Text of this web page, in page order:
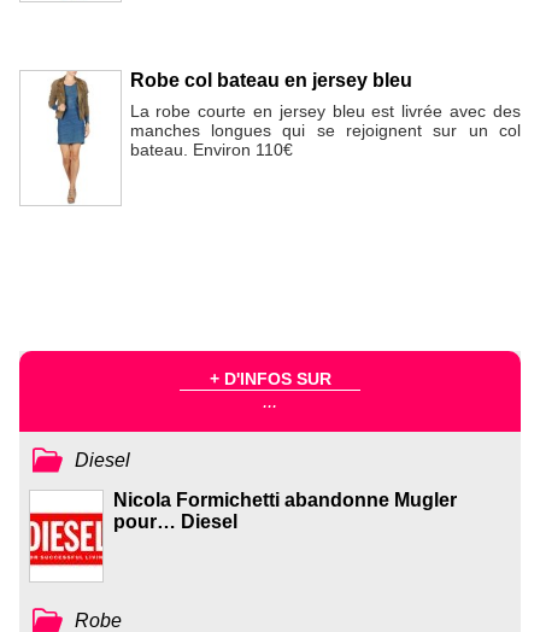
Robe col bateau en jersey bleu
La robe courte en jersey bleu est livrée avec des
manches longues qui se rejoignent sur un col
bateau. Environ 110€
+ D'INFOS SUR
...
Diesel
Nicola Formichetti abandonne Mugler
pour… Diesel
Robe